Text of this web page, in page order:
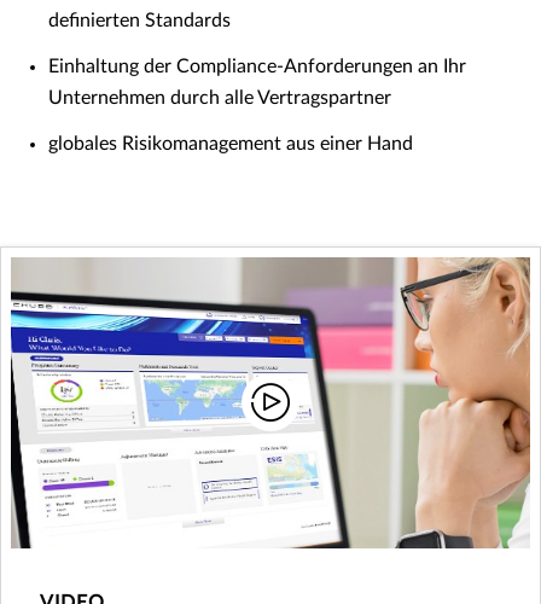
definierten Standards
Einhaltung der Compliance-Anforderungen an Ihr
Unternehmen durch alle Vertragspartner
globales Risikomanagement aus einer Hand